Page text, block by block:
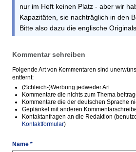
nur im Heft keinen Platz - aber wir
Kapazitäten, sie nachträglich in den
Bitte also dazu die englische
Kommentar schreiben
Folgende Art von Kommentaren sind
entfernt:
(Schleich-)Werbung jedweder Art
Kommentare die nichts zum Thema
Kommentare die der deutschen Sprache
Geplänkel mit anderen
Kontaktanfragen an die Redaktion
Kontaktformular)
Name *